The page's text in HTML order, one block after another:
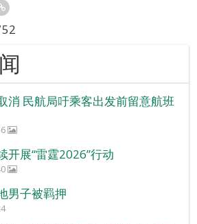
消 民航局吁乘客出发前留意航班
开展“雷霆2026”行动
男子被羁押